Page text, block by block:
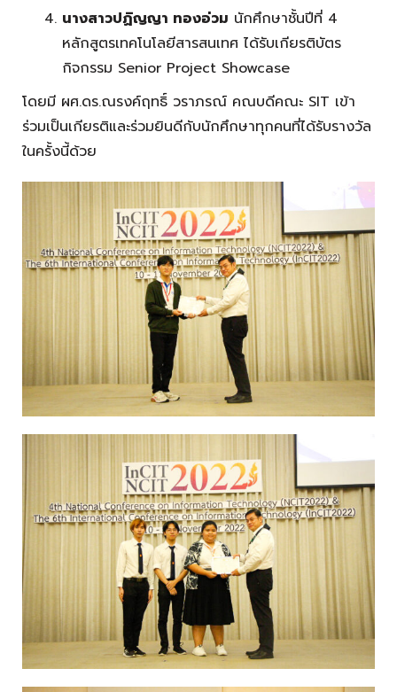
นางสาวปฏิญญา ทองอ่วม นักศึกษาชั้นปีที่ 4
หลักสูตรเทคโนโลยีสารสนเทศ ได้รับเกียรติบัตร
กิจกรรม Senior Project Showcase
โดยมี ผศ.ดร.ณรงค์ฤทธิ์ วราภรณ์ คณบดีคณะ SIT เข้า
ร่วมเป็นเกียรติและร่วมยินดีกับนักศึกษาทุกคนที่ได้รับรางวัล
ในครั้งนี้ด้วย